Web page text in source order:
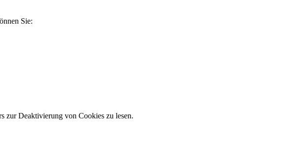
Sie:
zur Deaktivierung von Cookies zu lesen.